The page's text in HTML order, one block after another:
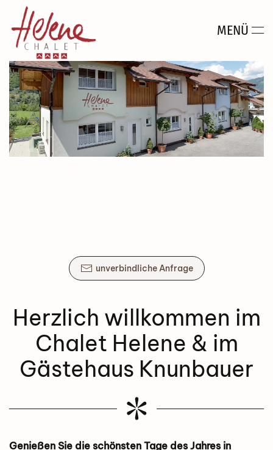
Zum Hauptinhalt springen MENÜ
unverbindliche Anfrage
Herzlich willkommen im
Chalet Helene & im
Gästehaus Knunbauer
Genießen Sie die schönsten Tage des Jahres in